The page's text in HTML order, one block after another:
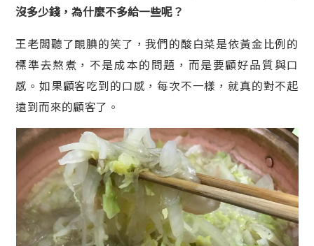
沒多少錢，為什麼不多給一些呢？
王老闆聽了靦腆的笑了，我們的酸白菜是依黃金比例的
標準去熬煮，不是成本的問題，而是要顧好品質與口
感。如果顧客吃到的口感，每次不一樣，就真的對不起
遠到而來的顧客了。